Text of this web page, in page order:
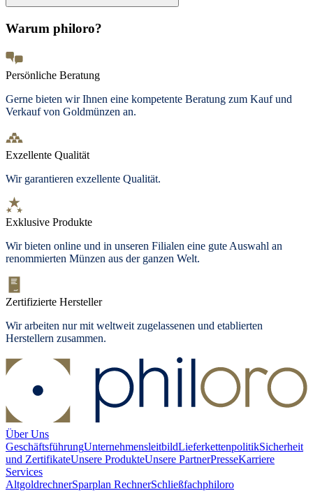
Warum philoro?
Persönliche Beratung
Gerne bieten wir Ihnen eine kompetente Beratung zum Kauf und
Verkauf von Goldmünzen an.
Exzellente Qualität
Wir garantieren exzellente Qualität.
Exklusive Produkte
Wir bieten online und in unseren Filialen eine gute Auswahl an
renommierten Münzen aus der ganzen Welt.
Zertifizierte Hersteller
Wir arbeiten nur mit weltweit zugelassenen und etablierten
Herstellern zusammen.
Über Uns
GeschäftsführungUnternehmensleitbildLieferkettenpolitikSicherheit
und ZertifikateUnsere ProdukteUnsere PartnerPresseKarriere
Services
AltgoldrechnerSparplan RechnerSchließfachphiloro